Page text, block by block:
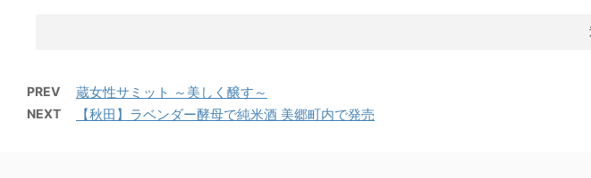
PREV 蔵女性サミット ～美しく醸す～
NEXT 【秋田】ラベンダー酵母で純米酒 美郷町内で発売